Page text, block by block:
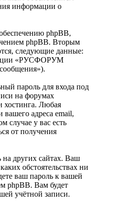
информации о
phpBB,
phpBB. Вторым
следующие данные:
«РУСФОРУМ
пароль для входа под
на форумах
Любая
адреса email,
у вас есть
от получения
на других сайтах. Ваш
обстоятельствах ни
ваш пароль к вашей
phpBB. Вам будет
учётной записи.